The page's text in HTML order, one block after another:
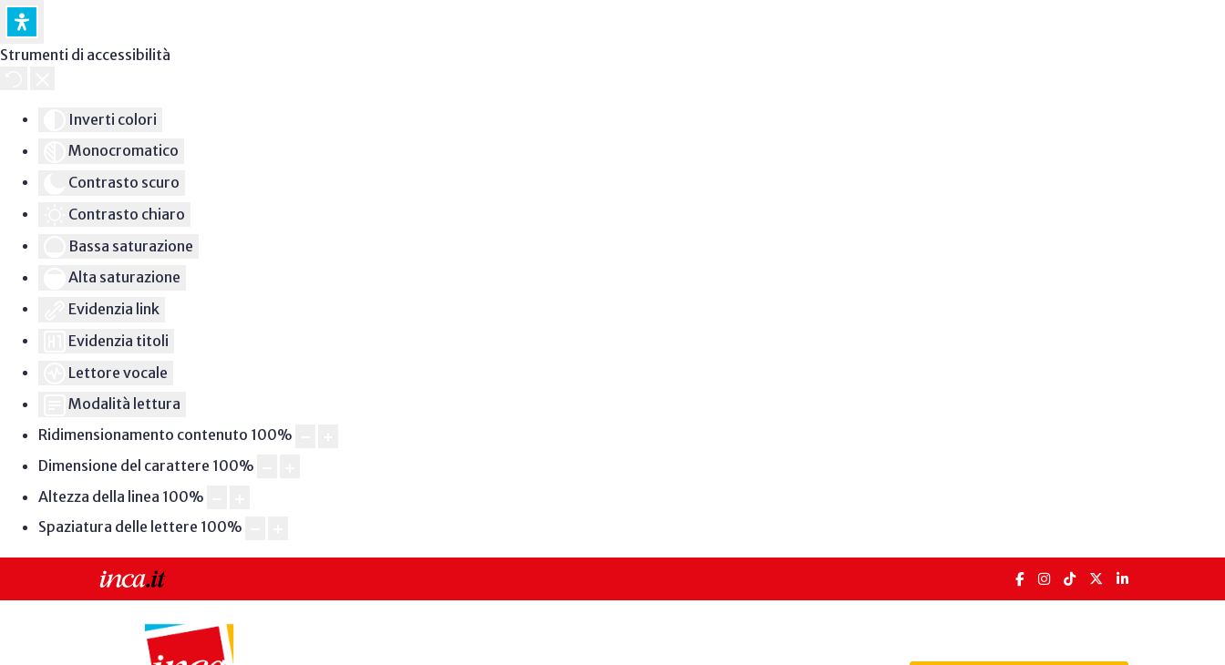
Strumenti di accessibilità
Inverti colori
Monocromatico
Contrasto scuro
Contrasto chiaro
Bassa saturazione
Alta saturazione
Evidenzia link
Evidenzia titoli
Lettore vocale
Modalità lettura
Ridimensionamento contenuto 100%
Dimensione del carattere 100%
Altezza della linea 100%
Spaziatura delle lettere 100%